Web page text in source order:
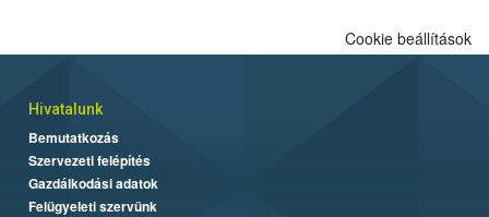
Cookie beállítások
Hivatalunk
Bemutatkozás
Szervezeti felépítés
Gazdálkodási adatok
Felügyeleti szervünk